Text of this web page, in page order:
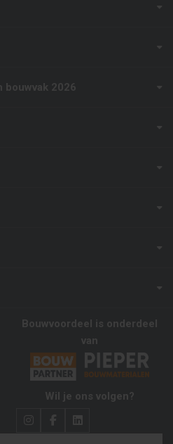
2026
Bouwvoordeel is onderdeel
van
Wil je ons volgen?